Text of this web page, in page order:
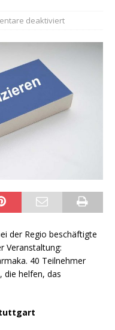
deaktiviert
der Regio beschäftigte
Veranstaltung:
40 Teilnehmer
die helfen, das